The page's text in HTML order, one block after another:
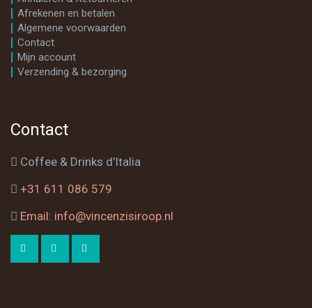
Afrekenen en betalen
Algemene voorwaarden
Contact
Mijn account
Verzending & bezorging
Contact
Coffee & Drinks d'Italia
+31 611 086 579
Email: info@vincenzisiroop.nl